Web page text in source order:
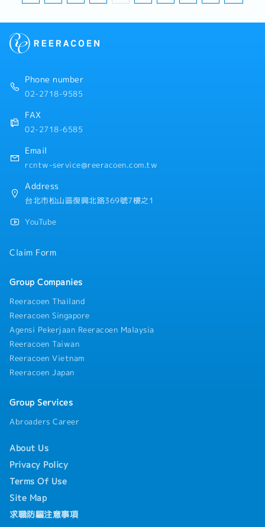
Phone number
02-2718-9585
FAX
02-2718-6585
Email
rcntw-service@reeracoen.com.tw
Address
台北市松山區復興北路369號7樓之1
YouTube
Claim Form
Group Companies
Reeracoen Thailand
Reeracoen Singapore
Agensi Pekerjaan Reeracoen Malaysia
Reeracoen Taiwan
Reeracoen Vietnam
Reeracoen Japan
Group Services
Abroaders Career
About Us
Privacy Policy
Terms Of Use
Site Map
求職防騙注意事項